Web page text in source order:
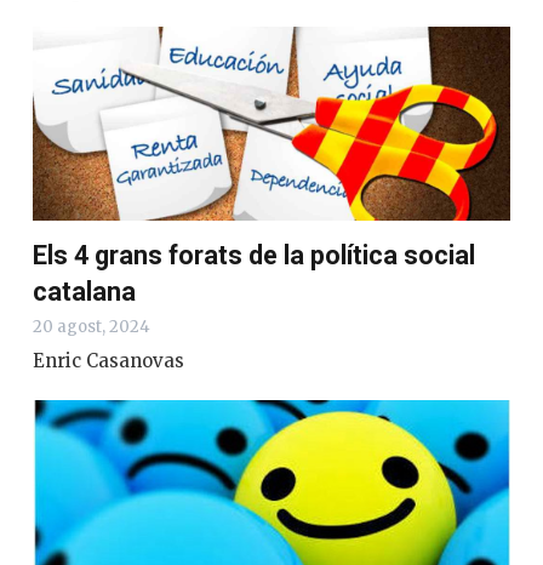
Els 4 grans forats de la política social
catalana
20 agost, 2024
Enric Casanovas